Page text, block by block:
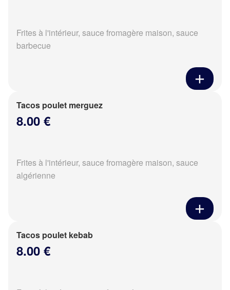
Frites à l'intérieur, sauce fromagère maison, sauce
barbecue
Tacos poulet merguez
8.00 €
Frites à l'intérieur, sauce fromagère maison, sauce
algérienne
Tacos poulet kebab
8.00 €